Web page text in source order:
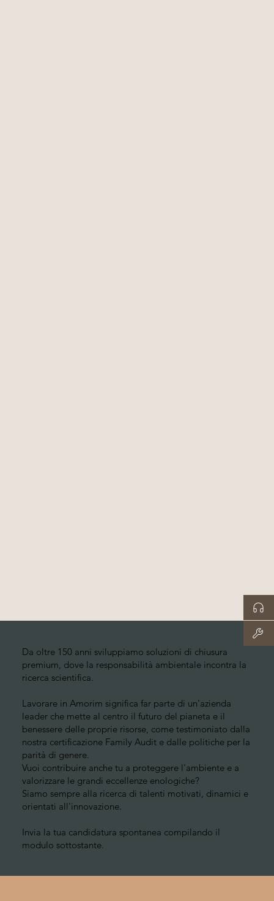
Da oltre 150 anni sviluppiamo soluzioni di chiusura
premium, dove la responsabilità ambientale incontra la
ricerca scientifica.
Lavorare in Amorim significa far parte di un'azienda
leader che mette al centro il futuro del pianeta e il
benessere delle proprie risorse, come testimoniato dalla
nostra certificazione Family Audit e dalle politiche per la
parità di genere.
Vuoi contribuire anche tu a proteggere l'ambiente e a
valorizzare le grandi eccellenze enologiche?
Siamo sempre alla ricerca di talenti motivati, dinamici e
orientati all'innovazione.
Invia la tua candidatura spontanea compilando il
modulo sottostante.